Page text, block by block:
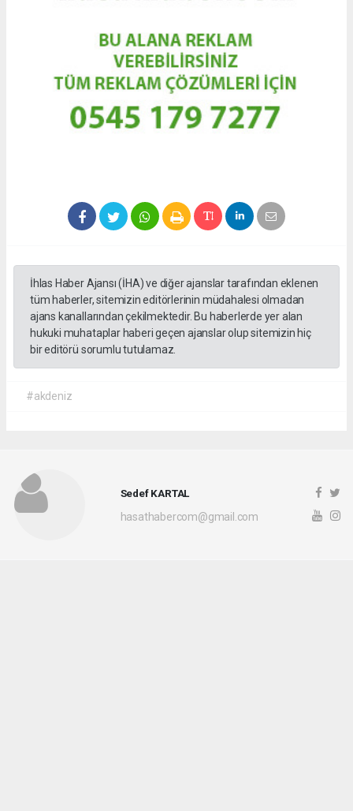
İhlas Haber Ajansı (İHA) ve diğer ajanslar tarafından eklenen
tüm haberler, sitemizin editörlerinin müdahalesi olmadan
ajans kanallarından çekilmektedir. Bu haberlerde yer alan
hukuki muhataplar haberi geçen ajanslar olup sitemizin hiç
bir editörü sorumlu tutulamaz.
#akdeniz
Sedef KARTAL
hasathabercom@gmail.com